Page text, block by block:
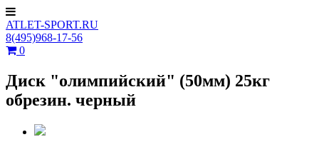
ATLET-SPORT.RU
8(495)968-17-56
0
Диск "олимпийский" (50мм) 25кг
обрезин. черный